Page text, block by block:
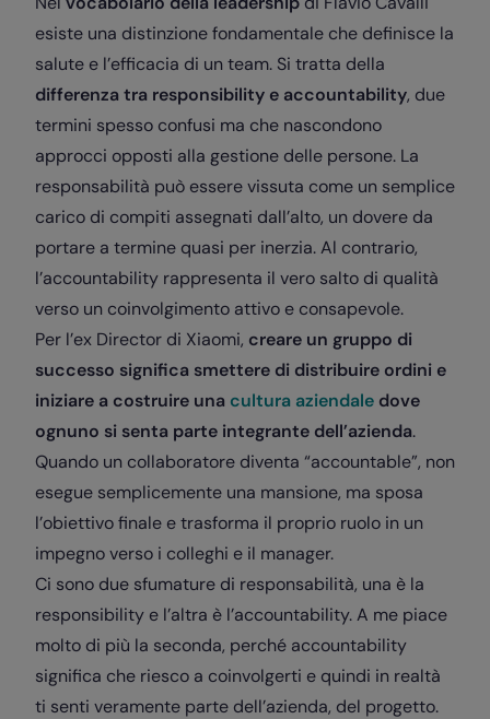
esiste una distinzione fondamentale che definisce la
salute e l’efficacia di un team. Si tratta della
differenza tra responsibility e accountability, due
termini spesso confusi ma che nascondono
approcci opposti alla gestione delle persone. La
responsabilità può essere vissuta come un semplice
carico di compiti assegnati dall’alto, un dovere da
portare a termine quasi per inerzia. Al contrario,
l’accountability rappresenta il vero salto di qualità
verso un coinvolgimento attivo e consapevole.
Per l’ex Director di Xiaomi, creare un gruppo di
successo significa smettere di distribuire ordini e
iniziare a costruire una cultura aziendale dove
ognuno si senta parte integrante dell’azienda.
Quando un collaboratore diventa “accountable”, non
esegue semplicemente una mansione, ma sposa
l’obiettivo finale e trasforma il proprio ruolo in un
impegno verso i colleghi e il manager.
Ci sono due sfumature di responsabilità, una è la
responsibility e l’altra è l’accountability. A me piace
molto di più la seconda, perché accountability
significa che riesco a coinvolgerti e quindi in realtà
ti senti veramente parte dell’azienda, del progetto.